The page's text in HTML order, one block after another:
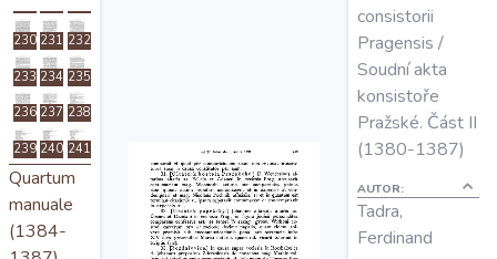
Regesty
Hledat
Mapy
230 231 232
233 234 235
236 237 238
239 240 241
Quartum
manuale
(1384-
consistorii
Pragensis /
Soudní akta
konsistoře
Pražské. Část II
(1380-1387)
AUTOR:
Tadra,
Ferdinand